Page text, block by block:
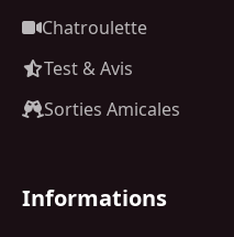
Chatroulette
Test & Avis
Sorties Amicales
Informations